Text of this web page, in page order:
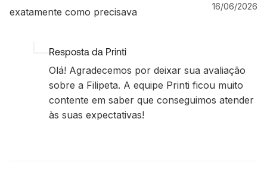
exatamente como precisava 16/06/2026
Resposta da Printi
Olá! Agradecemos por deixar sua avaliação
sobre a Filipeta. A equipe Printi ficou muito
contente em saber que conseguimos atender
às suas expectativas!